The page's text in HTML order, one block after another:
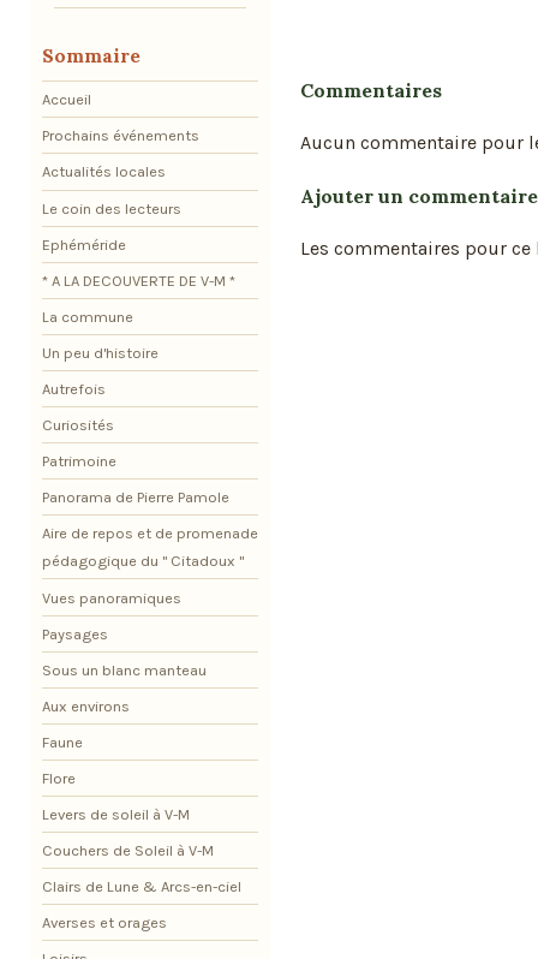
Commentaires
Aucun commentaire pour
Ajouter un commentaire
Les commentaires pour
Sommaire
Accueil
Prochains événements
Actualités locales
Le coin des lecteurs
Ephéméride
* A LA DECOUVERTE DE V-M *
La commune
Un peu d'histoire
Autrefois
Curiosités
Patrimoine
Panorama de Pierre Pamole
Aire de repos et de promenade
pédagogique du " Citadoux "
Vues panoramiques
Paysages
Sous un blanc manteau
Aux environs
Faune
Flore
Levers de soleil à V-M
Couchers de Soleil à V-M
Clairs de Lune & Arcs-en-ciel
Averses et orages